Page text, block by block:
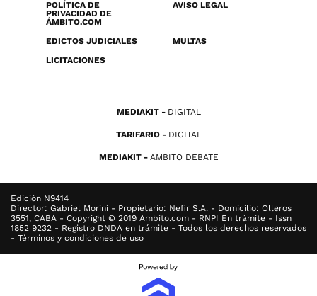
POLÍTICA DE
PRIVACIDAD DE
ÁMBITO.COM
AVISO LEGAL
EDICTOS JUDICIALES
MULTAS
LICITACIONES
MEDIAKIT DIGITAL
TARIFARIO DIGITAL
MEDIAKIT AMBITO DEBATE
Edición N9414
Director: Gabriel Morini - Propietario: Nefir S.A. - Domicilio: Olleros
3551, CABA - Copyright © 2019 Ambito.com - RNPI En trámite - Issn
1852 9232 - Registro DNDA en trámite - Todos los derechos reservados
- Términos y condiciones de uso